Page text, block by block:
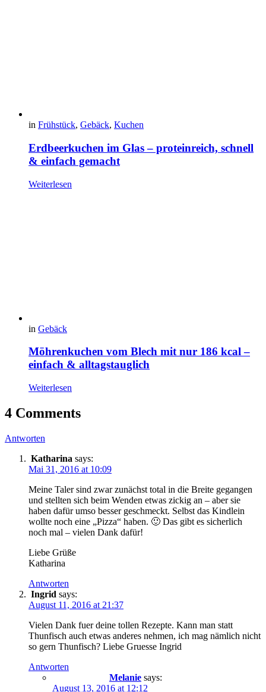
in Frühstück, Gebäck, Kuchen
Erdbeerkuchen im Glas – proteinreich, schnell
& einfach gemacht
Weiterlesen
in Gebäck
Möhrenkuchen vom Blech mit nur 186 kcal –
einfach & alltagstauglich
Weiterlesen
4 Comments
Antworten
Katharina says:
Mai 31, 2016 at 10:09
Meine Taler sind zwar zunächst total in die Breite gegangen
und stellten sich beim Wenden etwas zickig an – aber sie
haben dafür umso besser geschmeckt. Selbst das Kindlein
wollte noch eine „Pizza“ haben. 🙂 Das gibt es sicherlich
noch mal – vielen Dank dafür!
Liebe Grüße
Katharina
Antworten
Ingrid says:
August 11, 2016 at 21:37
Vielen Dank fuer deine tollen Rezepte. Kann man statt
Thunfisch auch etwas anderes nehmen, ich mag nämlich nicht
so gern Thunfisch? Liebe Gruesse Ingrid
Antworten
Melanie says:
August 13, 2016 at 12:12